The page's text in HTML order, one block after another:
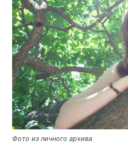
Фото из личного архива